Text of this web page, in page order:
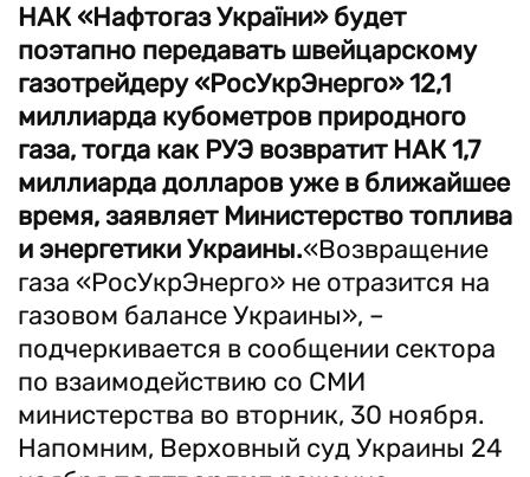
НАК «Нафтогаз України» будет
поэтапно передавать швейцарскому
газотрейдеру «РосУкрЭнерго» 12,1
миллиарда кубометров природного
газа, тогда как РУЭ возвратит НАК 1,7
миллиарда долларов уже в ближайшее
время, заявляет Министерство топлива
и энергетики Украины.«Возвращение
газа «РосУкрЭнерго» не отразится на
газовом балансе Украины», –
подчеркивается в сообщении сектора
по взаимодействию со СМИ
министерства во вторник, 30 ноября.
Напомним, Верховный суд Украины 24